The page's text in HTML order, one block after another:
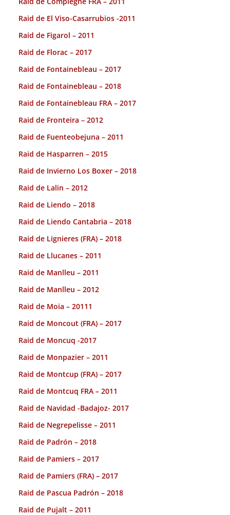
Raid de El Viso-Casarrubios -2011
Raid de Figarol – 2011
Raid de Florac – 2017
Raid de Fontainebleau – 2017
Raid de Fontainebleau – 2018
Raid de Fontainebleau FRA – 2017
Raid de Fronteira – 2012
Raid de Fuenteobejuna – 2011
Raid de Hasparren – 2015
Raid de Invierno Los Boxer – 2018
Raid de Lalin – 2012
Raid de Liendo – 2018
Raid de Liendo Cantabria – 2018
Raid de Lignieres (FRA) – 2018
Raid de Llucanes – 2011
Raid de Manlleu – 2011
Raid de Manlleu – 2012
Raid de Moia – 20111
Raid de Moncout (FRA) – 2017
Raid de Moncuq -2017
Raid de Monpazier – 2011
Raid de Montcup (FRA) – 2017
Raid de Montcuq FRA – 2011
Raid de Navidad -Badajoz- 2017
Raid de Negrepelisse – 2011
Raid de Padrón – 2018
Raid de Pamiers – 2017
Raid de Pamiers (FRA) – 2017
Raid de Pascua Padrón – 2018
Raid de Pujalt – 2011